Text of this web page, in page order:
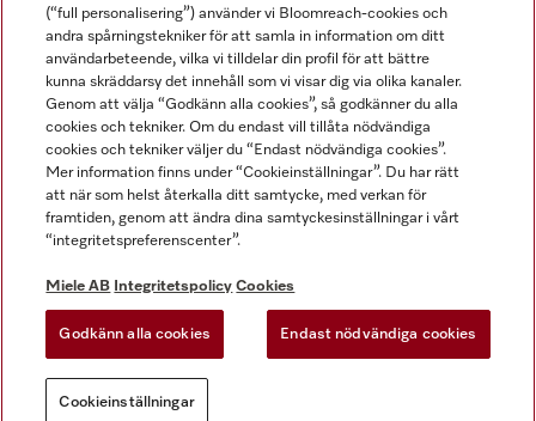
Miele AB
Allmänna villkor
Användarvillkor
Miele tillgänglighetsförklaring
Lagen om digitala tjänster
(“full personalisering”) använder vi Bloomreach-cookies och
andra spårningstekniker för att samla in information om ditt
användarbeteende, vilka vi tilldelar din profil för att bättre
kunna skräddarsy det innehåll som vi visar dig via olika kanaler.
Genom att välja “Godkänn alla cookies”, så godkänner du alla
cookies och tekniker. Om du endast vill tillåta nödvändiga
cookies och tekniker väljer du “Endast nödvändiga cookies”.
Mer information finns under “Cookieinställningar”. Du har rätt
att när som helst återkalla ditt samtycke, med verkan för
framtiden, genom att ändra dina samtyckesinställningar i vårt
“integritetspreferenscenter”.
Miele AB Integritetspolicy Cookies
Godkänn alla cookies Endast nödvändiga cookies
Cookieinställningar